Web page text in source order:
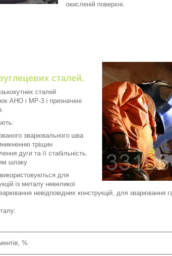
сталей.
сталей
АНО і МР-3 і призначені
зварювального шва
тріщин
дуги та її стабільність.
шлаку
для
із металу невеликої
невідповідних конструкцій, для зварювання
%